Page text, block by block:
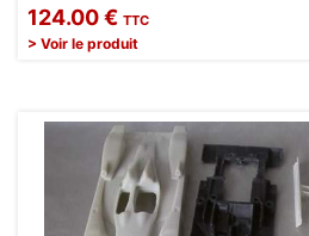
124.00 € TTC
> Voir le produit